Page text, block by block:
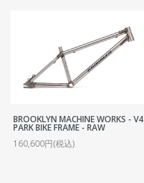
BROOKLYN MACHINE WORKS - V4
PARK BIKE FRAME - RAW
160,600円(税込)